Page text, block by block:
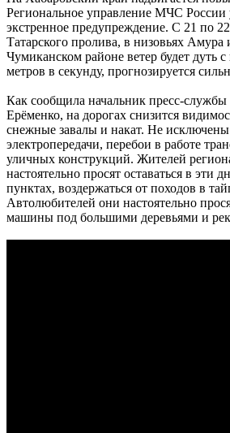
Региональное управление МЧС России
экстренное предупреждение. С 21 по
Татарского пролива, в низовьях Амура
Чумиканском районе ветер будет дуть
метров в секунду, прогнозируется
Как сообщила начальник пресс-службы
Ерёменко, на дорогах снизится
снежные завалы и накат. Не
электропередачи, перебои в работе
уличных конструкций. Жителей
настоятельно просят оставаться в эти
пунктах, воздержаться от походов в
Автолюбителей они настоятельно
машины под большими деревьями и